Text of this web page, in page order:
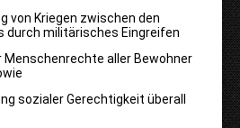
von Kriegen zwischen den
durch militärisches Eingreifen
Menschenrechte aller Bewohner
sozialer Gerechtigkeit überall